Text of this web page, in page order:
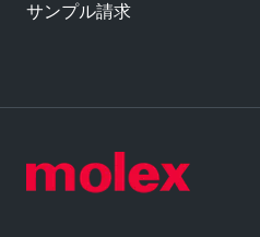
サンプル請求